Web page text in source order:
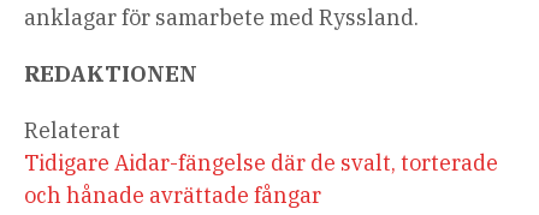
anklagar för samarbete med Ryssland.
REDAKTIONEN
Relaterat
Tidigare Aidar-fängelse där de svalt, torterade
och hånade avrättade fångar